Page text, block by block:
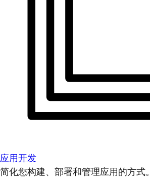
应用开发
简化您构建、部署和管理应用的方式。